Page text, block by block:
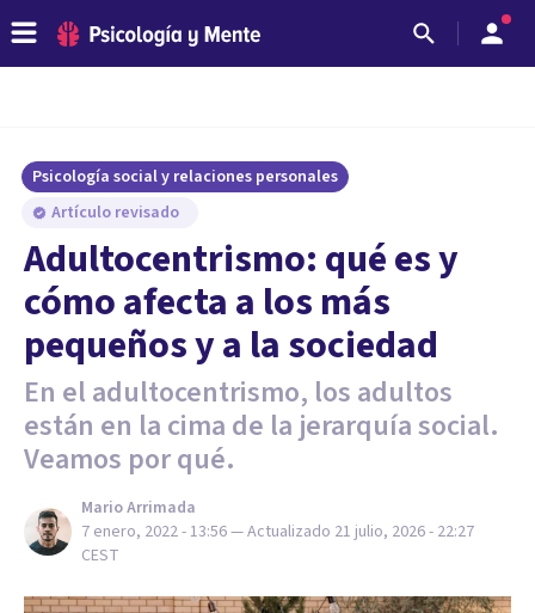
Psicología social y relaciones personales
Artículo revisado
Adultocentrismo: qué es y
cómo afecta a los más
pequeños y a la sociedad
En el adultocentrismo, los adultos
están en la cima de la jerarquía social.
Veamos por qué.
Mario Arrimada
7 enero, 2022 - 13:56— Actualizado 21 julio, 2026 - 22:27
CEST